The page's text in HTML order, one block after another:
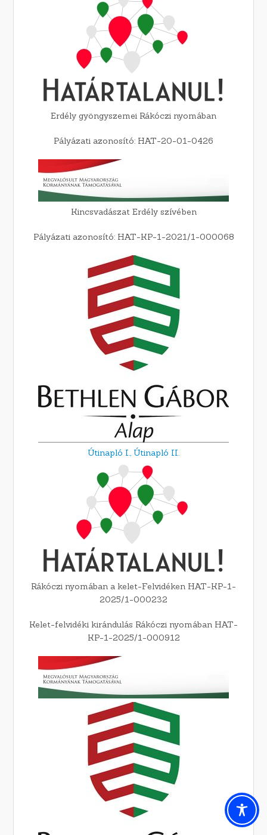
Erdély gyöngyszemei Rákóczi nyomában
Pályázati azonosító: HAT-20-01-0426
Kincsvadászat Erdély szívében
Pályázati azonosító: HAT-KP-1-2021/1-000068
Útinapló I., Útinapló II.
Rákóczi nyomában a kelet-Felvidéken HAT-KP-1-
2025/1-000232
Kelet-felvidéki kirándulás Rákóczi nyomában HAT-
KP-1-2025/1-000912